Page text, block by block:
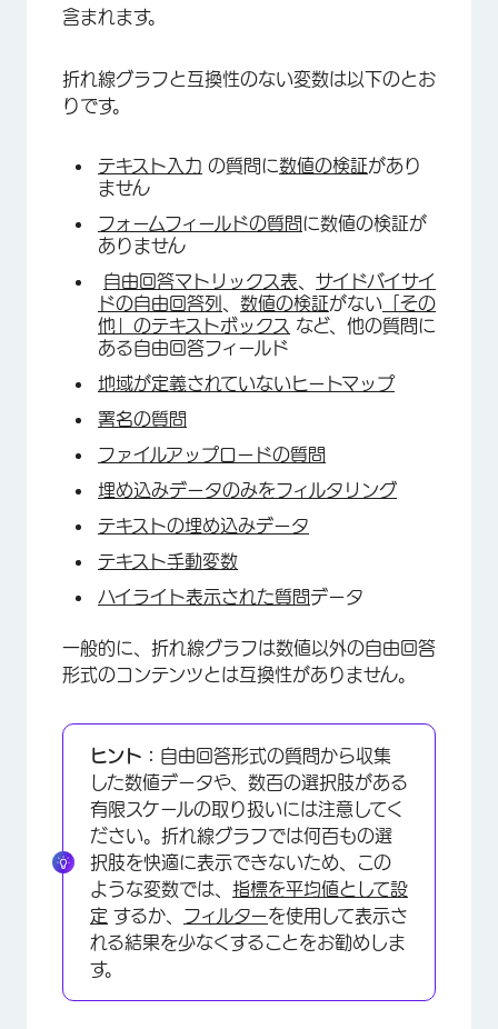
×
含まれます。
折れ線グラフと互換性のない変数は以下のとお
りです。
テキスト入力 の質問に数値の検証があり
ません
フォームフィールドの質問に数値の検証が
ありません
自由回答マトリックス表
サイドバイサイ
ドの自由回答列
数値の検証がない 「その
他」のテキストボックス など、他の質問に
ある自由回答フィールド
地域が定義されていないヒートマップ
署名の質問
ファイルアップロードの質問
埋め込みデータのみをフィルタリング
テキストの埋め込みデータ
テキスト手動変数
ハイライト表示された質問データ
一般的に、折れ線グラフは数値以外の自由回答
形式のコンテンツとは互換性がありません。
ヒント： 自由回答形式の質問から収集
した数値データや、数百の選択肢がある
有限スケールの取り扱いには注意してく
ださい。折れ線グラフでは何百もの選
択肢を快適に表示できないため、この
ような変数では、 指標を平均値として設
定 するか、 フィルターを使用して表示さ
れる結果を少なくすることをお勧めしま
す。